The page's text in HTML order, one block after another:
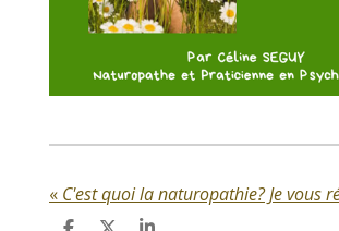
« C'est quoi la naturopathie? Je vous